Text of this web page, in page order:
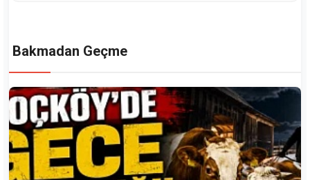
Bakmadan Geçme